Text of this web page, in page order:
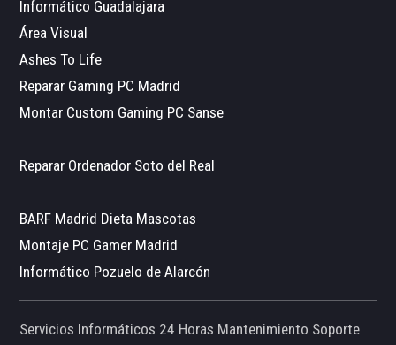
Informático Guadalajara
Área Visual
Ashes To Life
Reparar Gaming PC Madrid
Montar Custom Gaming PC Sanse
Reparar Ordenador Soto del Real
BARF Madrid Dieta Mascotas
Montaje PC Gamer Madrid
Informático Pozuelo de Alarcón
Servicios Informáticos 24 Horas Mantenimiento Soporte